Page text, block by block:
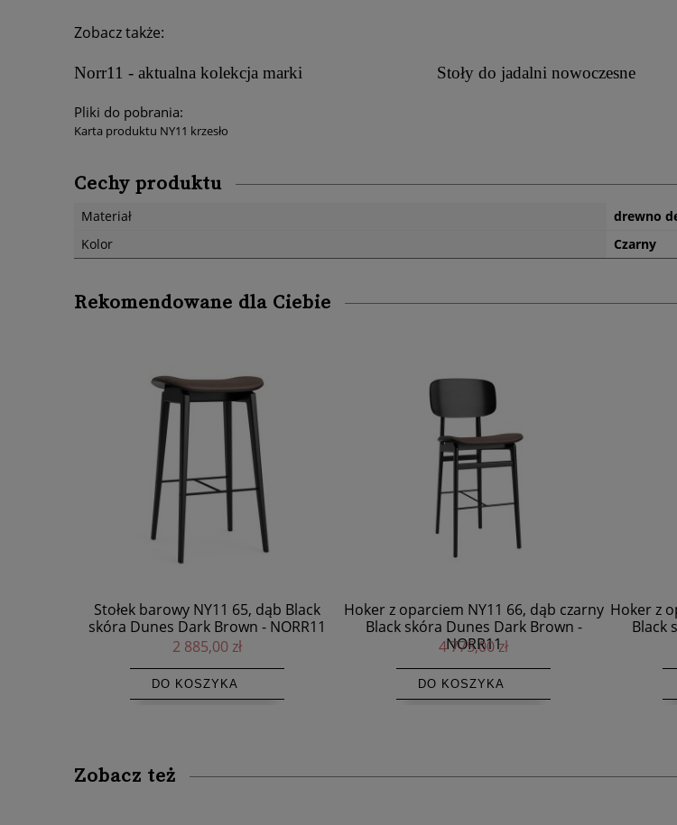
Zobacz także:
Norr11 - aktualna kolekcja marki Stoły do jadalni nowoczesne
Pliki do pobrania:
Karta produktu NY11 krzesło
Cechy produktu
Materiał
drewno
Kolor
Czarny
Rekomendowane dla Ciebie
Hoker z oparciem NY11 66, dąb czarny
Black skóra Dunes Dark Brown -
NORR11
4 775,00 zł
DO KOSZYKA
Hoker z oparciem NY11 76, dąb czarny
Black skóra Dunes Dark Brown -
NORR11
4 775,00 zł
DO KOSZYKA
Stołek
skóra
Zobacz też